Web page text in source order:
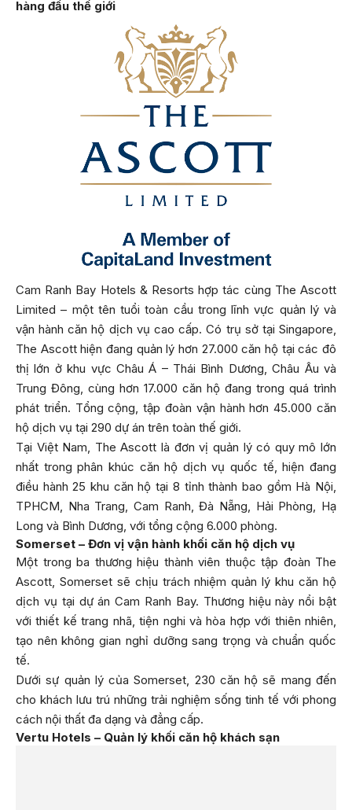
hàng đầu thế giới
Cam Ranh Bay Hotels & Resorts hợp tác cùng The Ascott
Limited – một tên tuổi toàn cầu trong lĩnh vực quản lý và
vận hành căn hộ dịch vụ cao cấp. Có trụ sở tại Singapore,
The Ascott hiện đang quản lý hơn 27.000 căn hộ tại các đô
thị lớn ở khu vực Châu Á – Thái Bình Dương, Châu Âu và
Trung Đông, cùng hơn 17.000 căn hộ đang trong quá trình
phát triển. Tổng cộng, tập đoàn vận hành hơn 45.000 căn
hộ dịch vụ tại 290 dự án trên toàn thế giới.
Tại Việt Nam, The Ascott là đơn vị quản lý có quy mô lớn
nhất trong phân khúc căn hộ dịch vụ quốc tế, hiện đang
điều hành 25 khu căn hộ tại 8 tỉnh thành bao gồm Hà Nội,
TPHCM, Nha Trang, Cam Ranh, Đà Nẵng, Hải Phòng, Hạ
Long và Bình Dương, với tổng cộng 6.000 phòng.
Somerset – Đơn vị vận hành khối căn hộ dịch vụ
Một trong ba thương hiệu thành viên thuộc tập đoàn The
Ascott, Somerset sẽ chịu trách nhiệm quản lý khu căn hộ
dịch vụ tại dự án Cam Ranh Bay. Thương hiệu này nổi bật
với thiết kế trang nhã, tiện nghi và hòa hợp với thiên nhiên,
tạo nên không gian nghỉ dưỡng sang trọng và chuẩn quốc
tế.
Dưới sự quản lý của Somerset, 230 căn hộ sẽ mang đến
cho khách lưu trú những trải nghiệm sống tinh tế với phong
cách nội thất đa dạng và đẳng cấp.
Vertu Hotels – Quản lý khối căn hộ khách sạn